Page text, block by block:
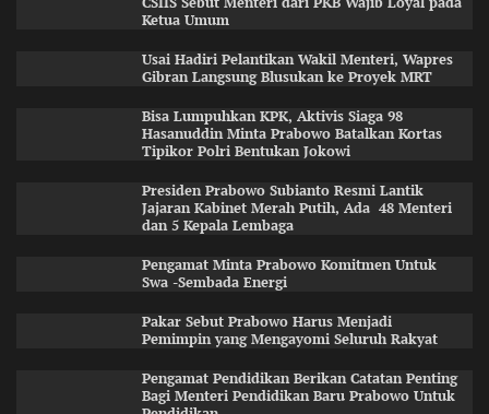
Ketua Umum
Usai Hadiri Pelantikan Wakil Menteri, Wapres
Gibran Langsung Blusukan ke Proyek MRT
Bisa Lumpuhkan KPK, Aktivis Siaga 98
Hasanuddin Minta Prabowo Batalkan Kortas
Tipikor Polri Bentukan Jokowi
Presiden Prabowo Subianto Resmi Lantik
Jajaran Kabinet Merah Putih, Ada 48 Menteri
dan 5 Kepala Lembaga
Pengamat Minta Prabowo Komitmen Untuk
Swa -Sembada Energi
Pakar Sebut Prabowo Harus Menjadi
Pemimpin yang Mengayomi Seluruh Rakyat
Pengamat Pendidikan Berikan Catatan Penting
Bagi Menteri Pendidikan Baru Prabowo Untuk